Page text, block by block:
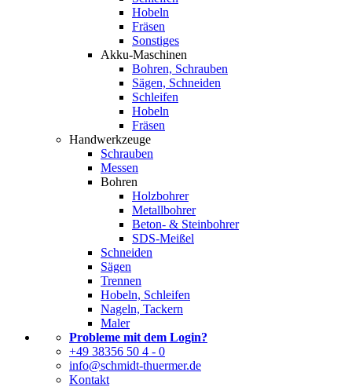
Hobeln
Fräsen
Sonstiges
Akku-Maschinen
Bohren, Schrauben
Sägen, Schneiden
Schleifen
Hobeln
Fräsen
Handwerkzeuge
Schrauben
Messen
Bohren
Holzbohrer
Metallbohrer
Beton- & Steinbohrer
SDS-Meißel
Schneiden
Sägen
Trennen
Hobeln, Schleifen
Nageln, Tackern
Maler
Probleme mit dem Login?
+49 38356 50 4 - 0
info@schmidt-thuermer.de
Kontakt